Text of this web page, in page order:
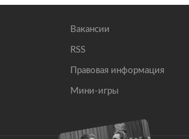
Вакансии
RSS
Правовая информация
Мини-игры